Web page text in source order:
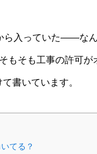
ら入っていた——な
もそも工事の許可
書いています。
てる？